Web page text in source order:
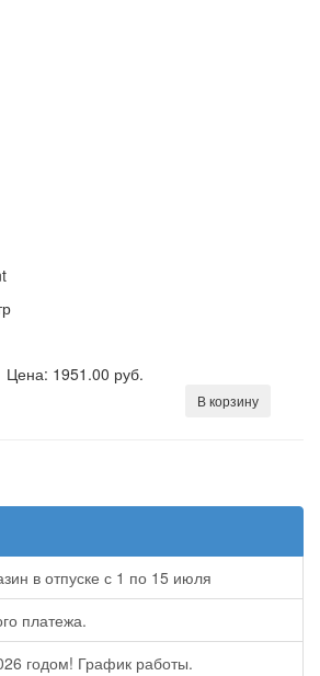
Цена: 1951.00 руб.
В корзину
в отпуске с 1 по 15 июля
платежа.
годом! График работы.